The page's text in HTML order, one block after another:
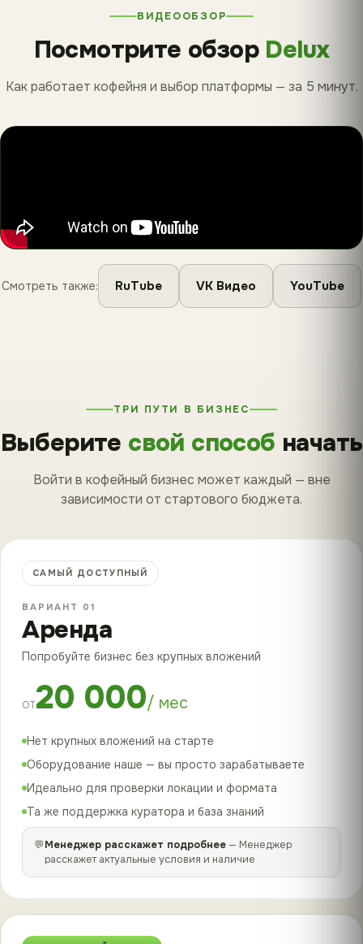
ВИДЕООБЗОР
Посмотрите обзор Delux
Как работает кофейня и выбор платформы — за 5 минут.
Смотреть также: RuTube VK Видео YouTube
ТРИ ПУТИ В БИЗНЕС
Выберите свой способ начать
Войти в кофейный бизнес может каждый — вне
зависимости от стартового бюджета.
САМЫЙ ДОСТУПНЫЙ
ВАРИАНТ 01
Аренда
Попробуйте бизнес без крупных вложений
ОТ20 000/ мес
Нет крупных вложений на старте
Оборудование наше — вы просто зарабатываете
Идеально для проверки локации и формата
Та же поддержка куратора и база знаний
💬Менеджер расскажет подробнее — Менеджер
расскажет актуальные условия и наличие